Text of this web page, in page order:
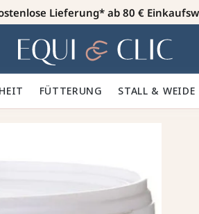
Lieferung* ab 80 €
Heim
✨ FÜTTERUNG 🥕 STALL & WEIDE